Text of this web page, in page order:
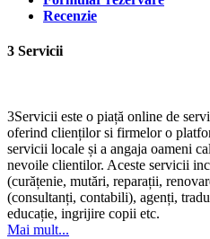
Recenzie
3 Servicii
3Servicii este o piață online de
oferind clienților si firmelor o
servicii locale și a angaja oameni
nevoile clientilor. Aceste servicii
(curățenie, mutări, reparații,
(consultanți, contabili), agenți,
educație, ingrijire copii etc.
Mai mult...